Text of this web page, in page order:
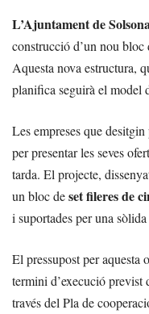
L’Ajuntament de
construcció d’un nou
Aquesta nova estructura,
planifica seguirà el model
Les empreses que
per presentar les seves
tarda. El projecte,
un bloc deset fileres de
i suportades per una
El pressupost per aquesta
termini d’execució previst
través del Pla de